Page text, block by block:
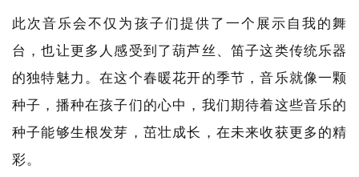
此次音乐会不仅为孩子们提供了一个展示自我的舞
台，也让更多人感受到了葫芦丝、笛子这类传统乐器
的独特魅力。在这个春暖花开的季节，音乐就像一颗
种子，播种在孩子们的心中，我们期待着这些音乐的
种子能够生根发芽，茁壮成长，在未来收获更多的精
彩。